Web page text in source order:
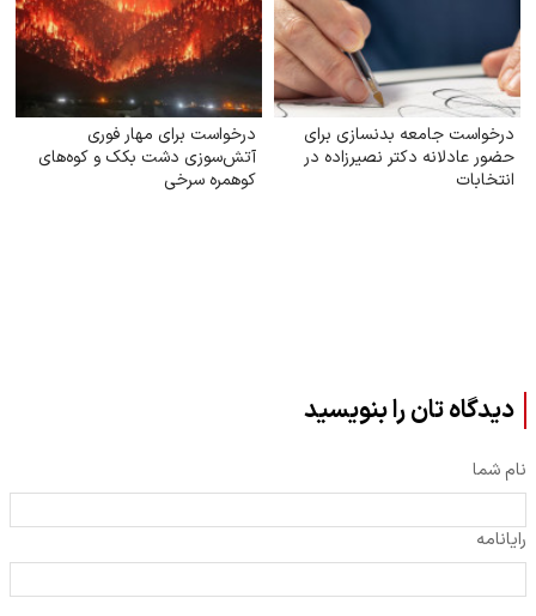
درخواست جامعه بدنسازی برای
حضور عادلانه دکتر نصیرزاده در
انتخابات
درخواست برای مهار فوری
آتش‌سوزی دشت بکک و کوه‌های
کوهمره‌ سرخی
دیدگاه تان را بنویسید
نام شما
رایانامه